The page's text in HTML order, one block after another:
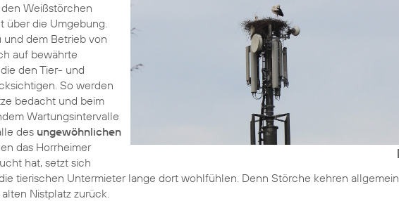
Weißstörchen
über die Umgebung.
dem Betrieb von
auf bewährte
den Tier- und
So werden
bedacht und beim
Wartungsintervalle
des ungewöhnlichen
das Horrheimer
hat, setzt sich
tierischen Untermieter lange dort wohlfühlen. Denn Störche kehren allgemein
Nistplatz zurück.